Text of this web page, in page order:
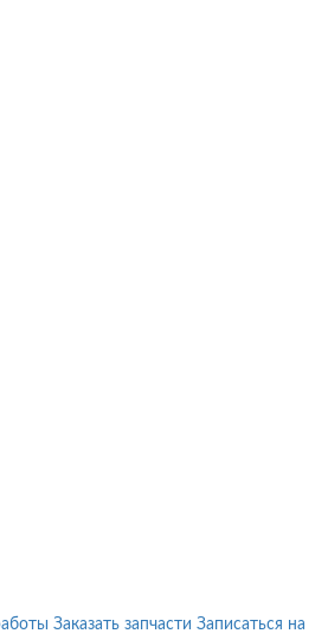
Заказать запчасти Записаться на